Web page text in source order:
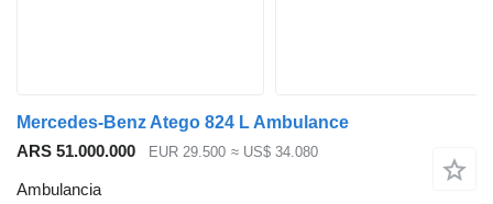
Mercedes-Benz Atego 824 L Ambulance
ARS 51.000.000
EUR 29.500 ≈ US$ 34.080
Ambulancia